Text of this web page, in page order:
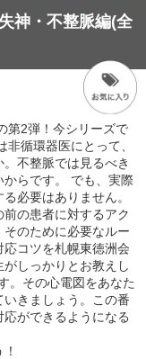
神・不整脈編(全
第2弾！今シリーズで
循環器医にとって、
不整脈では見るべき
らです。 でも、実際
必要はありません。
の患者に対するアク
のために必要なルー
コツを札幌東徳洲会
しっかりとお教えし
。その心電図をあなた
きましょう。この番
ができるようになる